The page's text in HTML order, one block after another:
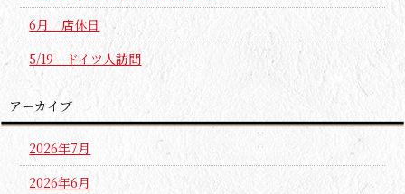
6月 店休日
5/19 ドイツ人訪問
アーカイブ
2026年7月
2026年6月